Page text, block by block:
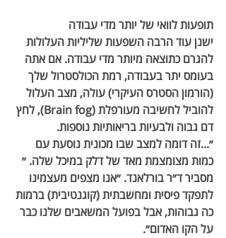
תופעות לוואי של יותר מדי עבודה
ישנן עוד הרבה השפעות שליליות העלולות
להגרם כתוצאה מיותר מדי עבודה. אם אתה
בעומס יתר בעבודה, רמת הכולסטרול שלך
(הורמון הסטרס העיקרי) עולה, מצב העלול
להוביל לחשיבה מעורפלת (Brain fog), לחץ
דם גבוה ולבעיות בריאותיות נוספות.
״...זה דומה למצב שבו מכונית נוסעת עם
כמות מצומצמת מאד של דלק במיכל שלה. ״
מסביר ד״ר בורלאנד. ״אנו מצפים מעצמינו
לתפקד פיסית ומחשבתית (קוגנטיבית) ברמות
כה גבוהות, אבל בפועל המשאבים שלנו כבר
על הקו האדום״.